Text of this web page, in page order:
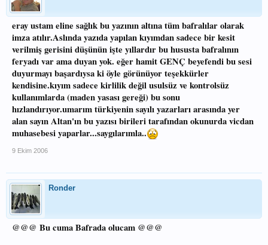
eray ustam eline sağlık bu yazının altına tüm bafralılar olarak
imza atılır.Aslında yazıda yapılan kıyımdan sadece bir kesit
verilmiş gerisini düşünün işte yıllardır bu hususta bafralının
feryadı var ama duyan yok. eğer hamit GENÇ beyefendi bu sesi
duyurmayı başardıysa ki öyle görünüyor teşekkürler
kendisine.kıyım sadece kirlilik değil usulsüz ve kontrolsüz
kullanımlarda (maden yasası gereği) bu sonu
hızlandırıyor.umarım türkiyenin sayılı yazarları arasında yer
alan sayın Altan'ın bu yazısı birileri tarafından okunurda vicdan
muhasebesi yaparlar...saygılarımla..
9 Ekim 2006
Ronder
@@@ Bu cuma Bafrada olucam @@@